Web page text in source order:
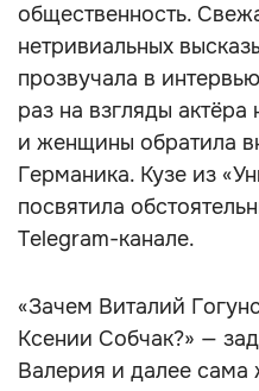
общественность.
нетривиальных
прозвучала в
раз на взгляды
и женщины обратила
Германика. Кузе из
посвятила
Telegram-канале.
«Зачем Виталий
Ксении Собчак?» —
Валерия и далее сама